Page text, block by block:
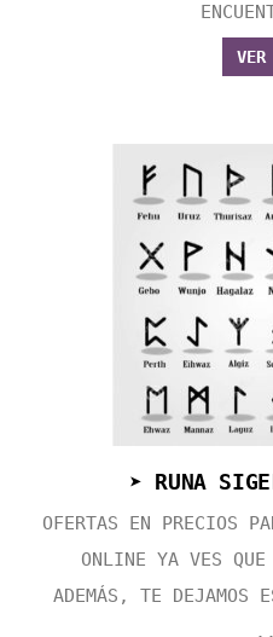
VER
➤ RUNA
OFERTAS EN PRECIOS
ONLINE YA VES
ADEMÁS, TE DEJAMOS